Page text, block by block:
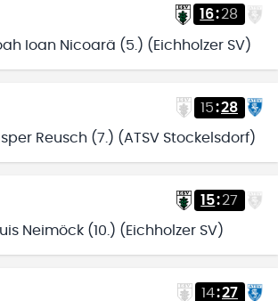
16:28
Ioan Nicoarä (5.) (Eichholzer SV)
15:28
Reusch (7.) (ATSV Stockelsdorf)
15:27
Neimöck (10.) (Eichholzer SV)
14:27